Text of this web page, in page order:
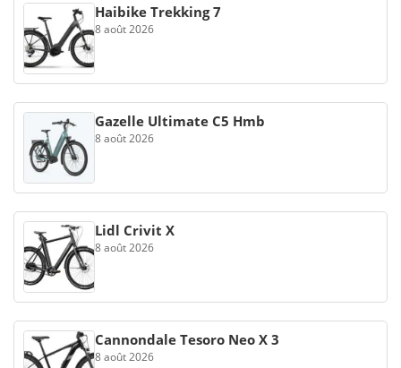
Haibike Trekking 7
8 août 2026
Gazelle Ultimate C5 Hmb
8 août 2026
Lidl Crivit X
8 août 2026
Cannondale Tesoro Neo X 3
8 août 2026